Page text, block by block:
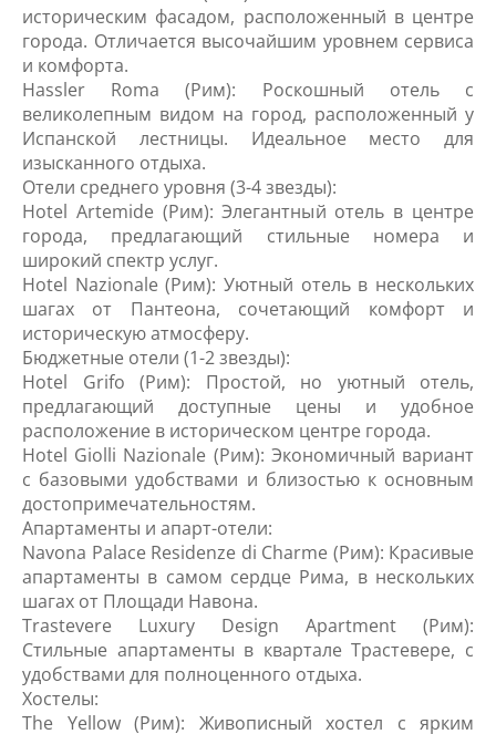
историческим фасадом, расположенный в центре
города. Отличается высочайшим уровнем сервиса
и комфорта.
Hassler Roma (Рим): Роскошный отель с
великолепным видом на город, расположенный у
Испанской лестницы. Идеальное место для
изысканного отдыха.
Отели среднего уровня (3-4 звезды):
Hotel Artemide (Рим): Элегантный отель в центре
города, предлагающий стильные номера и
широкий спектр услуг.
Hotel Nazionale (Рим): Уютный отель в нескольких
шагах от Пантеона, сочетающий комфорт и
историческую атмосферу.
Бюджетные отели (1-2 звезды):
Hotel Grifo (Рим): Простой, но уютный отель,
предлагающий доступные цены и удобное
расположение в историческом центре города.
Hotel Giolli Nazionale (Рим): Экономичный вариант
с базовыми удобствами и близостью к основным
достопримечательностям.
Апартаменты и апарт-отели:
Navona Palace Residenze di Charme (Рим): Красивые
апартаменты в самом сердце Рима, в нескольких
шагах от Площади Навона.
Trastevere Luxury Design Apartment (Рим):
Стильные апартаменты в квартале Трастевере, с
удобствами для полноценного отдыха.
Хостелы:
The Yellow (Рим): Живописный хостел с ярким